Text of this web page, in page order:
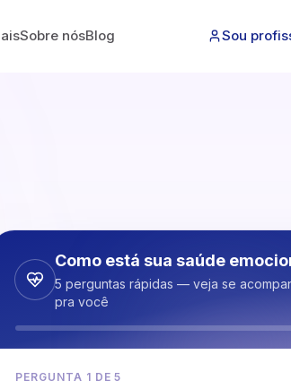
Sobre nósBlog Sou
Como está sua saúde
5 perguntas rápidas — veja se
pra você
PERGUNTA 1 DE5